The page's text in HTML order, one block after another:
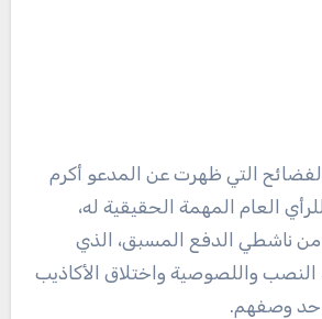
التي ظهرت عن المدعو أكرم
العام المهمة الحقيقية له،
ناشطي الدفع المسبق، الذي
واللصوصية واختلاق الأكاذيب
حد وصفهم.